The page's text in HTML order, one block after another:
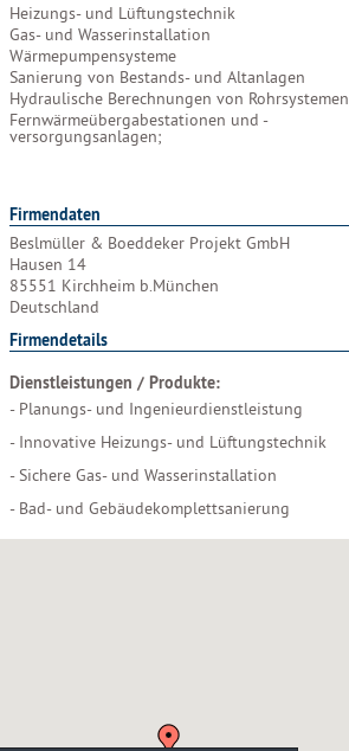
Heizungs- und Lüftungstechnik
Gas- und Wasserinstallation
Wärmepumpensysteme
Sanierung von Bestands- und Altanlagen
Hydraulische Berechnungen von Rohrsystemen,
Fernwärmeübergabestationen und -
versorgungsanlagen;
Firmendaten
Beslmüller & Boeddeker Projekt GmbH
Hausen 14
85551 Kirchheim b.München
Deutschland
Firmendetails
Dienstleistungen / Produkte:
- Planungs- und Ingenieurdienstleistung
- Innovative Heizungs- und Lüftungstechnik
- Sichere Gas- und Wasserinstallation
- Bad- und Gebäudekomplettsanierung